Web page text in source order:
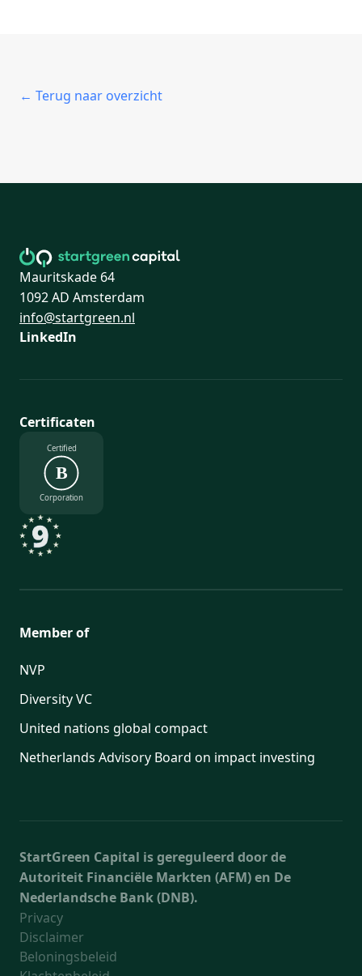
← Terug naar overzicht
Mauritskade 64
1092 AD Amsterdam
info@startgreen.nl
LinkedIn
Certificaten
Certified
B
Corporation
Member of
NVP
Diversity VC
United nations global compact
Netherlands Advisory Board on impact investing
StartGreen Capital is gereguleerd door de
Autoriteit Financiële Markten (AFM) en De
Nederlandsche Bank (DNB).
Privacy
Disclaimer
Beloningsbeleid